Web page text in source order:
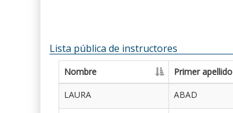
Lista pública de instructores
Nombre Primer apellido
LAURA
ABAD